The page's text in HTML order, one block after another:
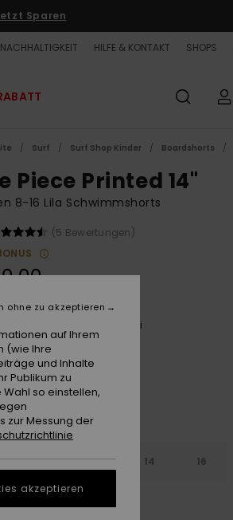
Sparen
NACHHALTIGKEIT HILFE & KONTAKT SHOPS
Surf Surf Shop Kinder Boardshorts
Piece Printed 14"
8-16 Lila Schwimmshorts
(5 Bewertungen)
Phantom Opqs Gomu No Mi
10 12 14 16
auf Ihrem
(wie Ihre
und Inhalte
Publikum zu
so einstellen,
zur Messung der
ohne zu akzeptieren
akzeptieren